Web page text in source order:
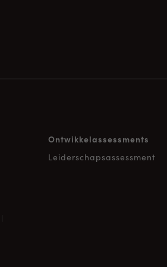
Ontwikkelassessments
Leiderschapsassessment
|